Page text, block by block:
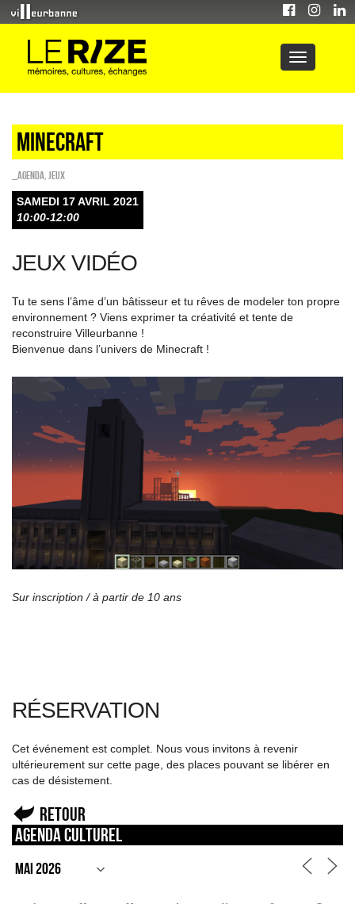
Minecraft
_Agenda Jeux
SAMEDI 17 AVRIL 2021
10:00-12:00
JEUX VIDÉO
Tu te sens l’âme d’un bâtisseur et tu rêves de modeler ton propre
environnement ? Viens exprimer ta créativité et tente de
reconstruire Villeurbanne !
Bienvenue dans l’univers de Minecraft !
Sur inscription / à partir de 10 ans
RÉSERVATION
Cet événement est complet. Nous vous invitons à revenir
ultérieurement sur cette page, des places pouvant se libérer en
cas de désistement.
Retour
Agenda culturel